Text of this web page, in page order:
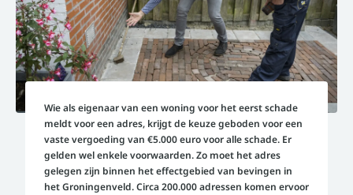
Wie als eigenaar van een woning voor het eerst schade
meldt voor een adres, krijgt de keuze geboden voor een
vaste vergoeding van €5.000 euro voor alle schade. Er
gelden wel enkele voorwaarden. Zo moet het adres
gelegen zijn binnen het effectgebied van bevingen in
het Groningenveld. Circa 200.000 adressen komen ervoor